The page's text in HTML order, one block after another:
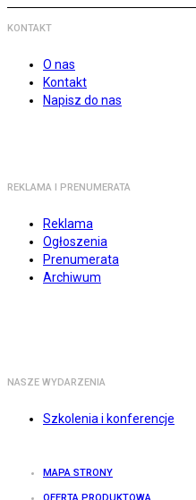
KONTAKT
O nas
Kontakt
Napisz do nas
REKLAMA I PRENUMERATA
Reklama
Ogłoszenia
Prenumerata
Archiwum
NASZE WYDARZENIA
Szkolenia i konferencje
MAPA STRONY